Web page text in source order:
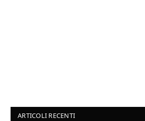
ARTICOLI RECENTI